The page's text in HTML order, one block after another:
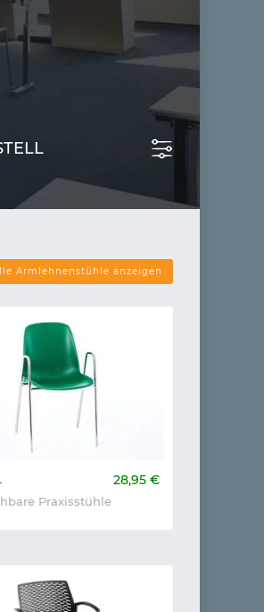
Armlehnenstühle anzeigen
28,95 €
Praxisstühle